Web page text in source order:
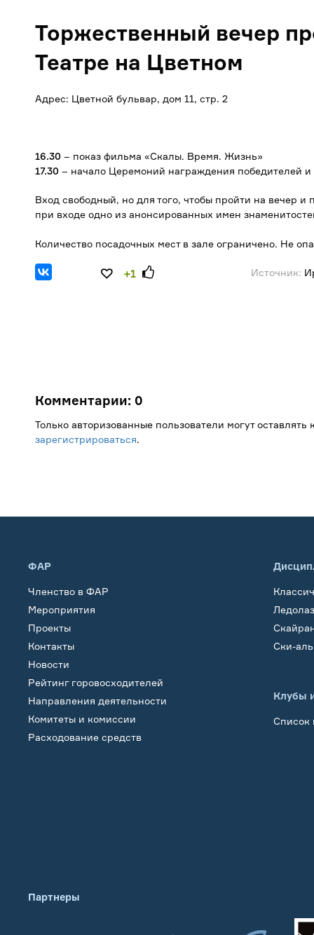
Торжественный вечер
Театре на Цветном
Адрес: Цветной бульвар, дом 11, стр. 2
16.30 – показ фильма «Скалы. Время. Жизнь»
17.30 – начало Церемоний награждения победителей и
Вход свободный, но для того, чтобы пройти на вечер и
при входе одно из анонсированных имен
Количество посадочных мест в зале ограничено. Не
+1 Источник:
Комментарии: 0
Только авторизованные пользователи могут
зарегистрироваться.
ФАР
Членство в ФАР
Мероприятия
Проекты
Контакты
Новости
Рейтинг горовосходителей
Направления деятельности
Комитеты и комиссии
Расходование средств
Ски-
Клубы
Список
Партнеры